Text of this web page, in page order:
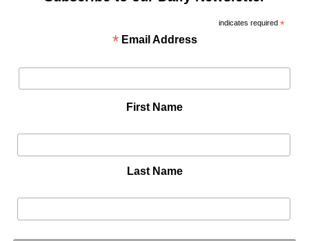
*
indicates required
Email Address
*
First Name
Last Name